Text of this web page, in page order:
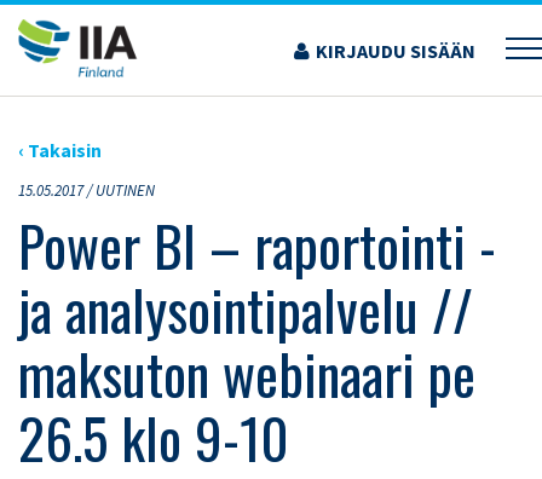
Siirry
sisältöön
KIRJAUDU SISÄÄN
›ARTIKKELIT›POWER BI – RAPORTOINTI -JA ANALYSOINTIPALVELU // MAKSUTON
WEBINAARI PE 26.5 KLO 9-10
‹ Takaisin
15.05.2017 /UUTINEN
Power BI – raportointi -
ja analysointipalvelu //
maksuton webinaari pe
26.5 klo 9-10